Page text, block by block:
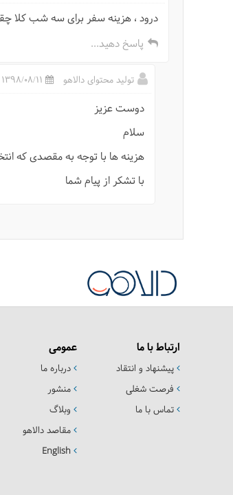
درود ، هزینه سفر برای سه شب کلا
پاسخ دهید...
تولید محتوای دالاهو 1398/08/11
دوست عزیز
سلام
هزینه ها با توجه به مقصدی که
با تشکر از پیام شما
ارتباط با ما
پیشنهاد و انتقاد
فرصت شغلی
تماس با ما
عمومی
درباره ما
منشور
وبلاگ
مقاصد دالاهو
English